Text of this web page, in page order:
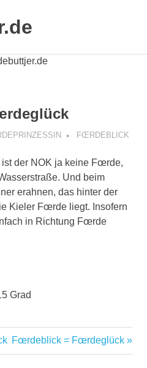
FŒRDEBLICK
der NOK ja keine Fœrde,
Und beim
erahnen, das hinter der
Kieler Fœrde liegt. Insofern
in Richtung Fœrde
Grad
Nächster
Beitrag:
Fœrdeblick = Fœrdeglück